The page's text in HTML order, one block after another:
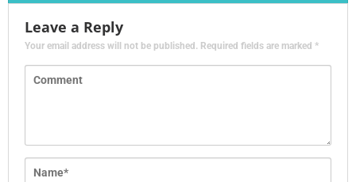
Leave a Reply
Your email address will not be published. Required fields are marked *